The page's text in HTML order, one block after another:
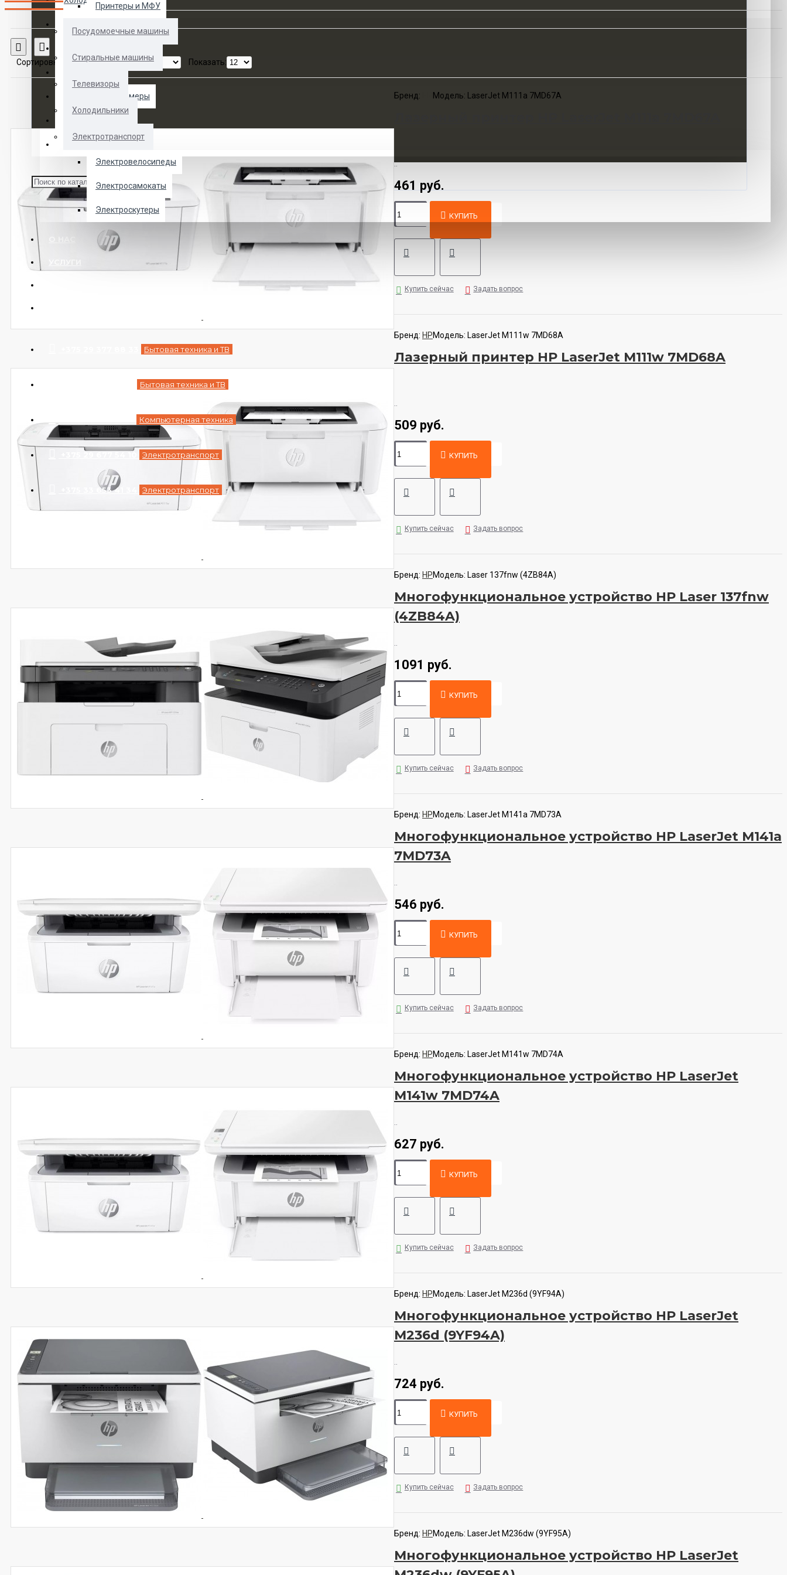
Морозильные камеры
Телевизоры
Принтеры и МФУ
Посудомоечные машины
Стиральные машины
Телевизоры
Холодильники
Электротранспорт
Электровелосипеды
Электросамокаты
Электроскутеры
Бытовая техника и ТВ
Бытовая техника и ТВ
Компьютерная техника
Электротранспорт
+375 33 653 41 34 Электротранспорт
Сортировка:
Показать:
Бренд: Модель: LaserJet M111a 7MD67A
..
461 руб.
КУПИТЬ
Купить сейчас Задать вопрос
Бренд: HPМодель: LaserJet M111w 7MD68A
Лазерный принтер HP LaserJet M111w 7MD68A
509 руб.
КУПИТЬ
Купить сейчас Задать вопрос
Бренд: HPМодель: Laser 137fnw (4ZB84A)
Многофункциональное устройство HP Laser 137fnw
(4ZB84A)
1091 руб.
КУПИТЬ
Купить сейчас Задать вопрос
Бренд: HPМодель: LaserJet M141a 7MD73A
Многофункциональное устройство HP LaserJet M141a
7MD73A
546 руб.
КУПИТЬ
Купить сейчас Задать вопрос
Бренд: HPМодель: LaserJet M141w 7MD74A
Многофункциональное устройство HP LaserJet
M141w 7MD74A
627 руб.
КУПИТЬ
Купить сейчас Задать вопрос
Бренд: HPМодель: LaserJet M236d (9YF94A)
Многофункциональное устройство HP LaserJet
M236d (9YF94A)
724 руб.
КУПИТЬ
Купить сейчас Задать вопрос
Бренд: HPМодель: LaserJet M236dw (9YF95A)
Многофункциональное устройство HP LaserJet